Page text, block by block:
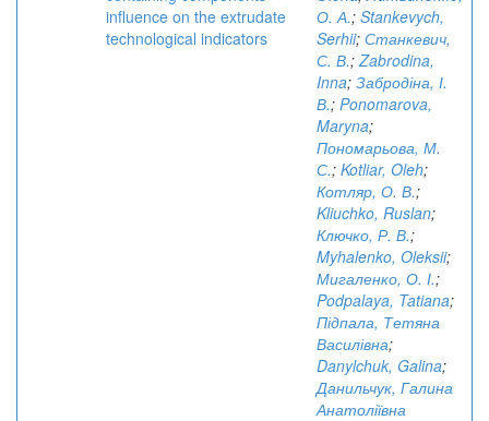
influence on the extrudate
technological indicators
О. А.; Stankevych,
Serhii; Станкевич,
С. В.;Zabrodina,
Inna; Забродіна, І.
В.; Ponomarova,
Maryna;
Пономарьова, М.
С.; Kotliar, Oleh;
Котляр, О. В.;
Kliuchko, Ruslan;
Ключко, Р. В.;
Myhalenko, Oleksii;
Мигаленко, О. І.;
Podpalaya, Tatiana;
Підпала, Тетяна
Василівна;
Danylchuk, Galina;
Данильчук, Галина
Анатоліївна